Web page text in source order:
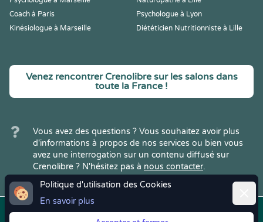
Politique d'utilisation des Cookies
En savoir plus
Coach à Paris
Psychologue à Lyon
Kinésiologue à Marseille
Diététicien Nutritionniste à Lille
Venez rencontrer Crenolibre sur les salons dans
toute la France !
Vous avez des questions ? Vous souhaitez avoir plus
d'informations à propos de nos services ou bien vous
avez une interrogation sur un contenu diffusé sur
Crenolibre ? N'hésitez pas à nous contacter.
Copyright © 2022Crenolibre, tous Mentions | CGV | RGPD